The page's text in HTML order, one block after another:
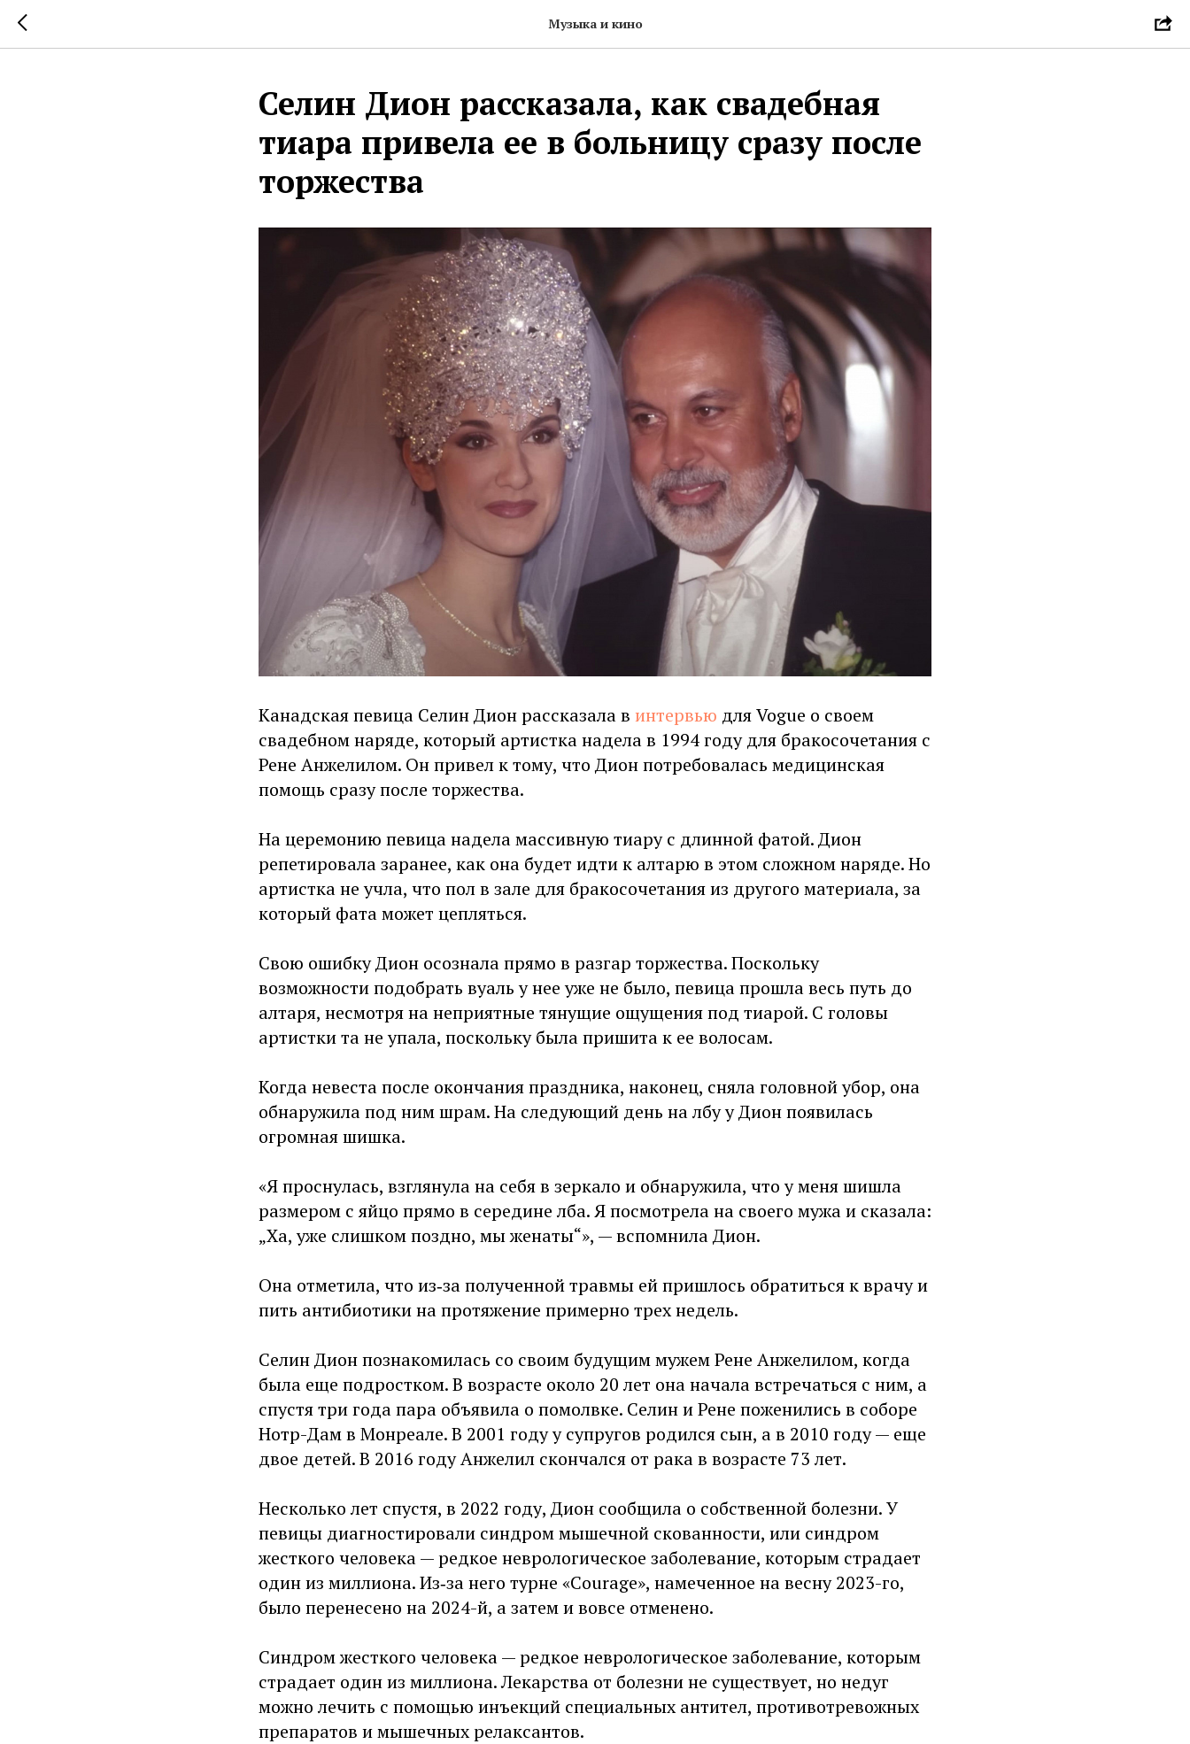
Музыка и кино
Селин Дион рассказала, как свадебная
тиара привела ее в больницу сразу после
торжества
Канадская певица Селин Дион рассказала в интервью для Vogue о своем
свадебном наряде, который артистка надела в 1994 году для бракосочетания с
Рене Анжелилом. Он привел к тому, что Дион потребовалась медицинская
помощь сразу после торжества.
На церемонию певица надела массивную тиару с длинной фатой. Дион
репетировала заранее, как она будет идти к алтарю в этом сложном наряде. Но
артистка не учла, что пол в зале для бракосочетания из другого материала, за
который фата может цепляться.
Свою ошибку Дион осознала прямо в разгар торжества. Поскольку
возможности подобрать вуаль у нее уже не было, певица прошла весь путь до
алтаря, несмотря на неприятные тянущие ощущения под тиарой. С головы
артистки та не упала, поскольку была пришита к ее волосам.
Когда невеста после окончания праздника, наконец, сняла головной убор, она
обнаружила под ним шрам. На следующий день на лбу у Дион появилась
огромная шишка.
«Я проснулась, взглянула на себя в зеркало и обнаружила, что у меня шишла
размером с яйцо прямо в середине лба. Я посмотрела на своего мужа и сказала:
„Ха, уже слишком поздно, мы женаты“», — вспомнила Дион.
Она отметила, что из‑за полученной травмы ей пришлось обратиться к врачу и
пить антибиотики на протяжение примерно трех недель.
Селин Дион познакомилась со своим будущим мужем Рене Анжелилом, когда
была еще подростком. В возрасте около 20 лет она начала встречаться с ним, а
спустя три года пара объявила о помолвке. Селин и Рене поженились в соборе
Нотр-Дам в Монреале. В 2001 году у супругов родился сын, а в 2010 году — еще
двое детей. В 2016 году Анжелил скончался от рака в возрасте 73 лет.
Несколько лет спустя, в 2022 году, Дион сообщила о собственной болезни. У
певицы диагностировали синдром мышечной скованности, или синдром
жесткого человека — редкое неврологическое заболевание, которым страдает
один из миллиона. Из‑за него турне «Courage», намеченное на весну 2023-го,
было перенесено на 2024-й, а затем и вовсе отменено.
Синдром жесткого человека — редкое неврологическое заболевание, которым
страдает один из миллиона. Лекарства от болезни не существует, но недуг
можно лечить с помощью инъекций специальных антител, противотревожных
препаратов и мышечных релаксантов.